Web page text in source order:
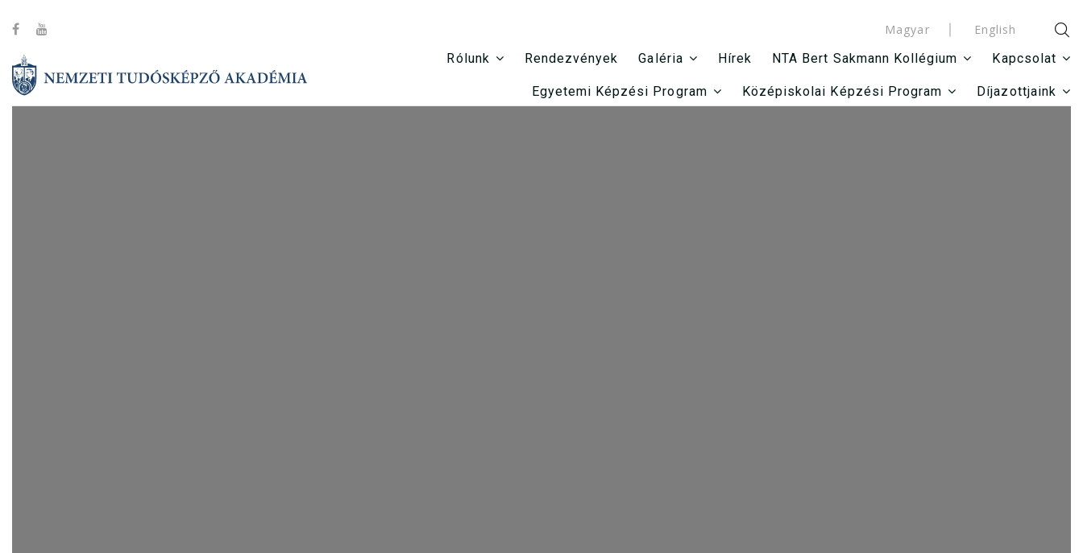
Magyar
English
Rólunk
Rendezvények Galéria Hírek NTA Bert Sakmann Kollégium Kapcsolat
Egyetemi Képzési Program Középiskolai Képzési Program Díjazottjaink